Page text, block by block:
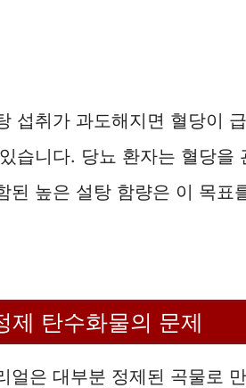
섭취가 과도해지면 혈당이
습니다. 당뇨 환자는 혈당을
된 높은 설탕 함량은 이 목표
제 탄수화물의 문제
얼은 대부분 정제된 곡물로